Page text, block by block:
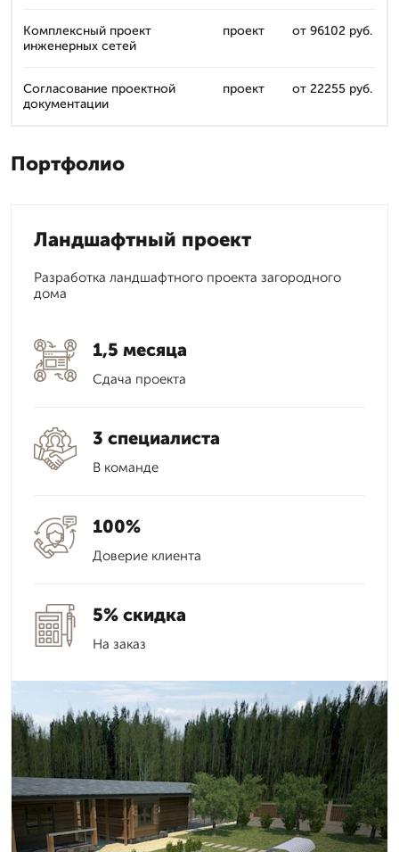
Комплексный проект
инженерных сетей
проект от 96102 руб.
Согласование проектной
документации
проект от 22255 руб.
Портфолио
Ландшафтный проект
Разработка ландшафтного проекта загородного
дома
1,5 месяца
Сдача проекта
3 специалиста
В команде
100%
Доверие клиента
5% скидка
На заказ